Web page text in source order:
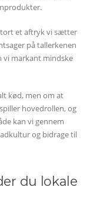
et aftryk vi sætter
på tallerkenen
vi markant mindske
kød, men om at
hovedrollen, og
kan vi gennem
og bidrage til
du lokale